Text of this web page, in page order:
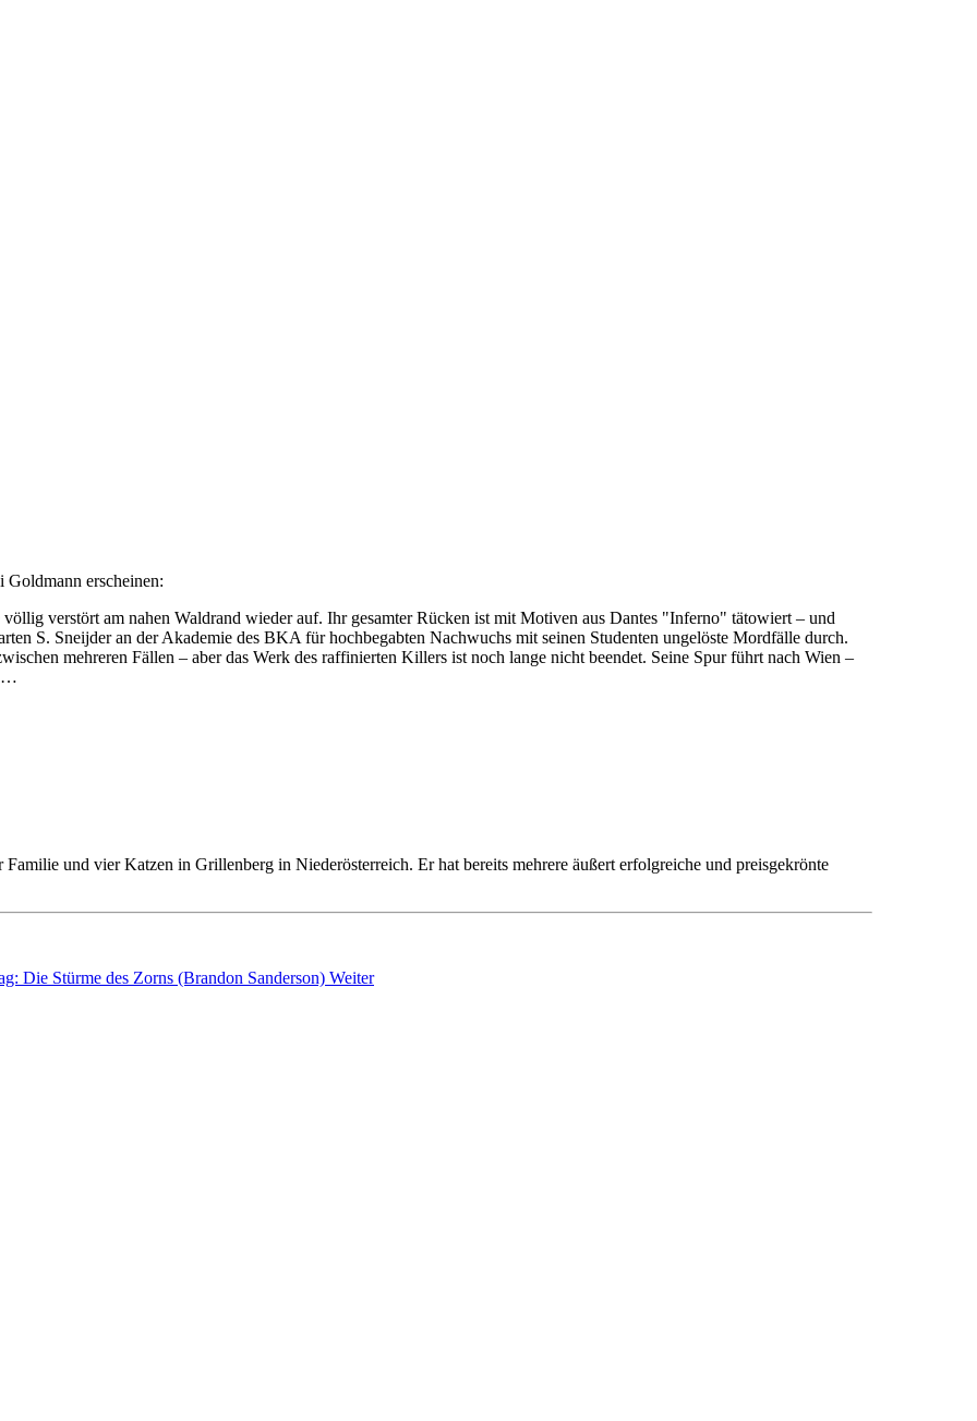
Goldmann erscheinen:
verstört am nahen Waldrand wieder auf. Ihr gesamter Rücken ist mit Motiven aus Dantes "Inferno" tätowiert – und
S. Sneijder an der Akademie des BKA für hochbegabten Nachwuchs mit seinen Studenten ungelöste Mordfälle durch.
mehreren Fällen – aber das Werk des raffinierten Killers ist noch lange nicht beendet. Seine Spur führt nach Wien –
…
und vier Katzen in Grillenberg in Niederösterreich. Er hat bereits mehrere äußert erfolgreiche und preisgekrönte
Die Stürme des Zorns (Brandon Sanderson) Weiter